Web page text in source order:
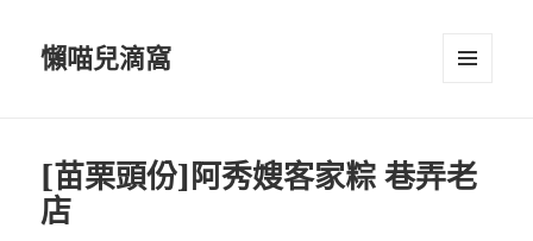
懶喵兒滴窩
[苗栗頭份]阿秀嫂客家粽 巷弄老
店